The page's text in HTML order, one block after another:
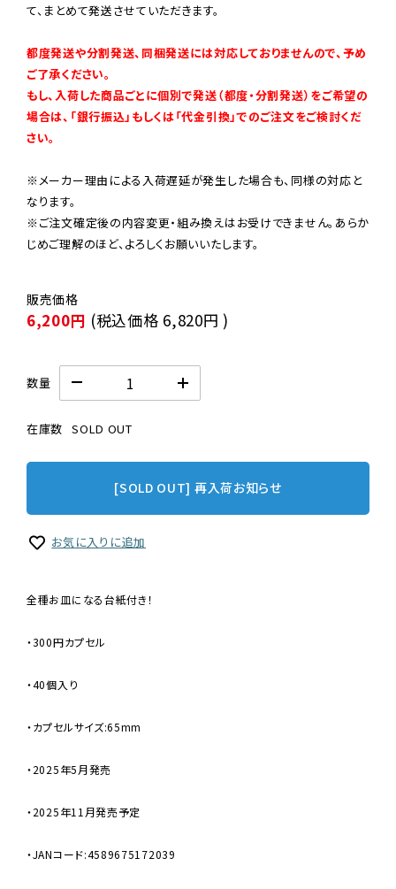
て、まとめて発送させていただきます。
都度発送や分割発送、同梱発送には対応しておりませんので、予め
ご了承ください。
もし、入荷した商品ごとに個別で発送（都度・分割発送）をご希望の
場合は、「銀行振込」もしくは「代金引換」でのご注文をご検討くだ
さい。
※メーカー理由による入荷遅延が発生した場合も、同様の対応と
なります。
※ご注文確定後の内容変更・組み換えはお受けできません。あらか
じめご理解のほど、よろしくお願いいたします。
6,200円 (税込価格 6,820円 )
数量
在庫数 SOLD OUT
[SOLD OUT] 再入荷お知らせ
お気に入りに追加
全種お皿になる台紙付き！
・300円カプセル
・40個入り
・カプセルサイズ:65mm
・2025年5月発売
・2025年11月発売予定
・JANコード:4589675172039